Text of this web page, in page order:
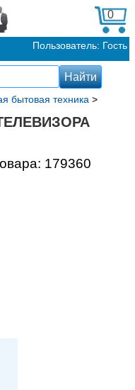
0
Пользователь: Гость
бытовая техника >
179360